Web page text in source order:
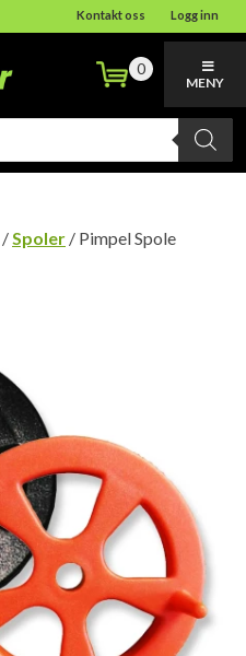
Kontakt oss Logg inn
0
MENY
/Spoler / Pimpel Spole